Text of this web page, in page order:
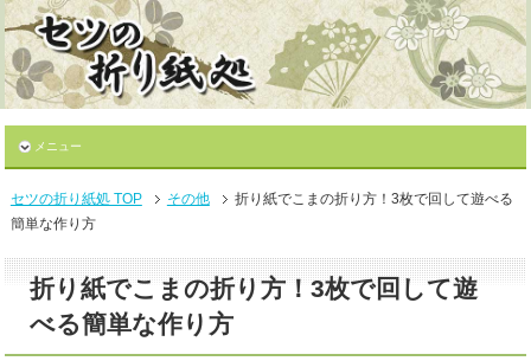
メニュー
セツの折り紙処 TOP その他
折り紙でこまの折り方！3枚で回して遊べる
簡単な作り方
折り紙でこまの折り方！3枚で回して遊
べる簡単な作り方